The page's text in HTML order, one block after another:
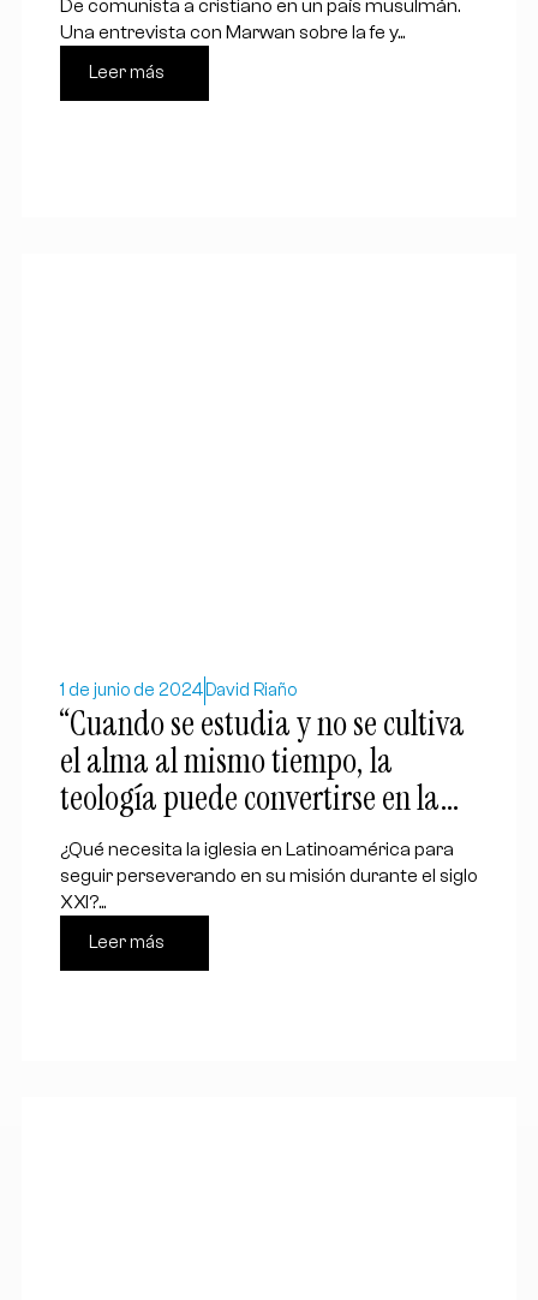
De comunista a cristiano en un país musulmán.
Una entrevista con Marwan sobre la fe y...
Leer más
1 de junio de 2024 David Riaño
“Cuando se estudia y no se cultiva
el alma al mismo tiempo, la
teología puede convertirse en la
simple revisión de una ciencia”,
Cory Brock
¿Qué necesita la iglesia en Latinoamérica para
seguir perseverando en su misión durante el siglo
XXI?...
Leer más